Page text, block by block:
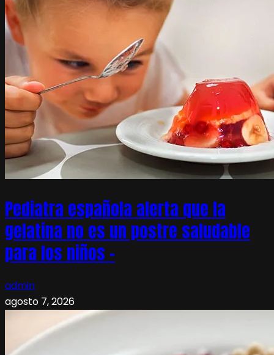
Pediatra española alerta que la
gelatina no es un postre saludable
para los niños –
admin
agosto 7, 2026